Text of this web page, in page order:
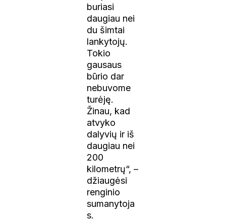
buriasi
daugiau nei
du šimtai
lankytojų.
Tokio
gausaus
būrio dar
nebuvome
turėję.
Žinau, kad
atvyko
dalyvių ir iš
daugiau nei
200
kilometrų“, –
džiaugėsi
renginio
sumanytoja
s.